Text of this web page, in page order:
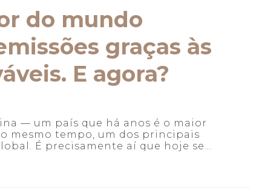
do mundo
graças às
E agora?
— um país que há anos é o maior
mesmo tempo, um dos principais
É precisamente aí que hoje se...